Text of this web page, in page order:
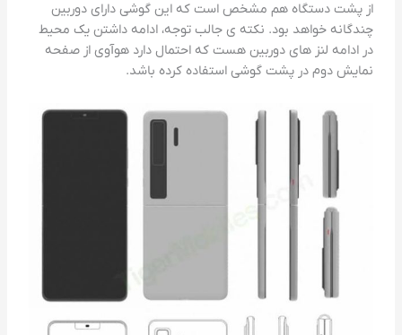
از پشت دستگاه هم مشخص است که این گوشی دارای دوربین
چندگانه خواهد بود. نکته ی جالب توجه، ادامه داشتن یک محیط
در ادامه لنز های دوربین هست که احتمال دارد هوآوی از صفحه
نمایش دوم در پشت گوشی استفاده کرده باشد.